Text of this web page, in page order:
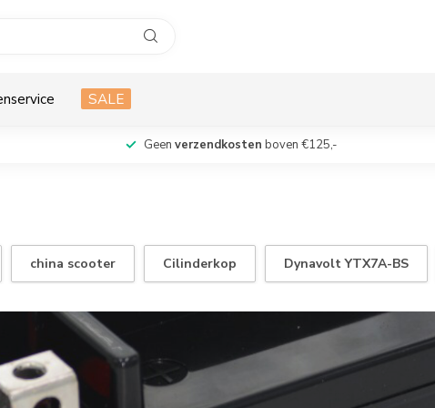
SALE
Geen verzendkosten boven €125,-
china scooter Cilinderkop Dynavolt YTX7A-BS